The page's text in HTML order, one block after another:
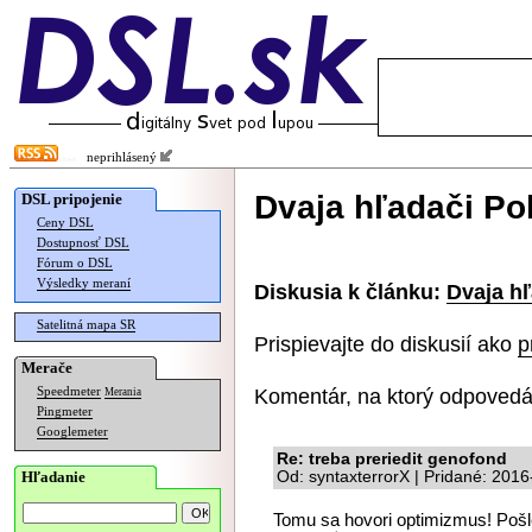
neprihlásený
DSL pripojenie
Ceny DSL
Dostupnosť DSL
Fórum o DSL
Výsledky meraní
Satelitná mapa SR
Merače
Speedmeter Merania
Pingmeter
Googlemeter
Hľadanie
Dvaja hľadači
Diskusia k článku: Dvaja
Prispievajte do diskusií ako
Komentár, na ktorý
Re: treba preriedit genofond
Od: syntaxterrorX | Pridané:
Tomu sa hovori optimizmus!